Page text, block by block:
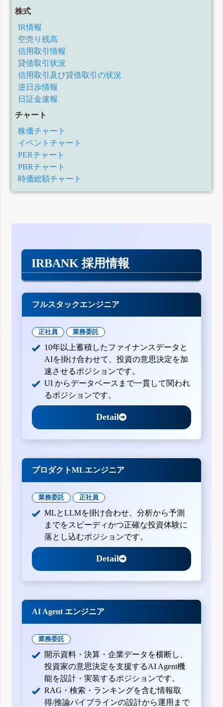
株式
IR情報
空売り残高
信用取引情報
貸借取引状況
信用取引及び貸借取引の状況
逆日歩情報
日証金速報
チャート
株価チャート
イベントチャート
PERチャート
PBRチャート
時価総額チャート
IRBANK 採用情報
フルスタックエンジニア
正社員 業務委託
10年以上蓄積したファイナンスデータと
AIを掛け合わせて、投資の意思決定を加
速させるポジションです。
UI からデータベースまで一貫して関われ
るポジションです。
Detail
プロダクトMLエンジニア
業務委託 正社員
MLとLLMを掛け合わせ、分析から予測
までをスピーディかつ正確な投資体験に
落とし込むポジションです。
Detail
AI Agent エンジニア
業務委託
開示資料・決算・企業データを横断し、
投資家の意思決定を支援するAI Agent機
能を設計・実装するポジションです。
RAG・検索・ランキングを含む情報取
得/推論パイプラインの設計から運用まで